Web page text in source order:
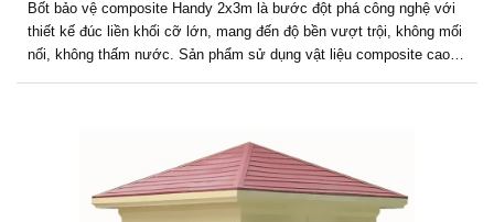
Bốt bảo vệ composite Handy 2x3m là bước đột phá công nghệ với
thiết kế đúc liền khối cỡ lớn, mang đến độ bền vượt trội, không mối
nối, không thấm nước. Sản phẩm sử dụng vật liệu composite cao…